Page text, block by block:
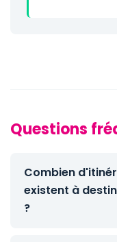
Questions
Combien
existent à
?